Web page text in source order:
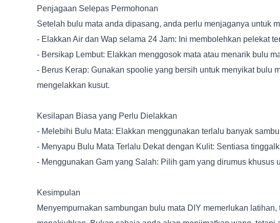
Penjagaan Selepas Permohonan
Setelah bulu mata anda dipasang, anda perlu menjaganya untuk
- Elakkan Air dan Wap selama 24 Jam: Ini membolehkan pelekat
- Bersikap Lembut: Elakkan menggosok mata atau menarik bulu
- Berus Kerap: Gunakan spoolie yang bersih untuk menyikat bulu
mengelakkan kusut.
Kesilapan Biasa yang Perlu Dielakkan
- Melebihi Bulu Mata: Elakkan menggunakan terlalu banyak
- Menyapu Bulu Mata Terlalu Dekat dengan Kulit: Sentiasa
- Menggunakan Gam yang Salah: Pilih gam yang dirumus
Kesimpulan
Menyempurnakan sambungan bulu mata DIY memerlukan